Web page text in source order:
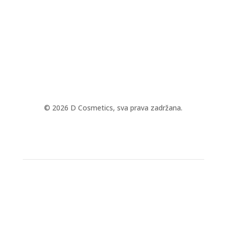
© 2026 D Cosmetics, sva prava zadržana.